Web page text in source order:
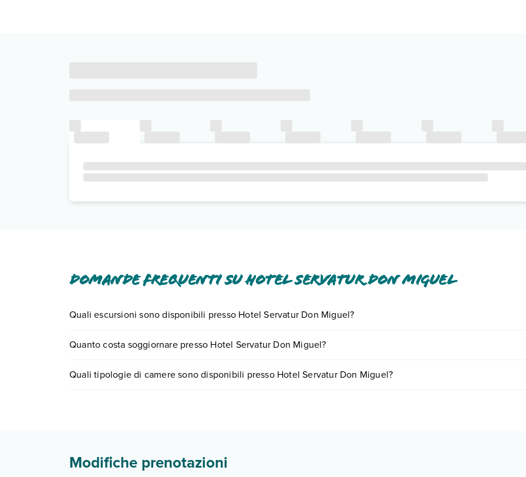
Domande frequenti su Hotel Servatur Don Miguel
Quali escursioni sono disponibili presso Hotel Servatur Don Miguel?
numero 0721.17231 oprenotando un appuntamento.
Quanto costa soggiornare presso Hotel Servatur Don Miguel?
scegli quando partire.
Quali tipologie di camere sono disponibili presso Hotel Servatur Don Miguel?
Scopri tutti i dettagli nel paragrafo dedicato "
Modifiche prenotazioni